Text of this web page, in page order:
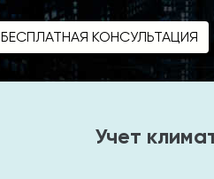
БЕСПЛАТНАЯ КОНСУЛЬТАЦИЯ
Учет